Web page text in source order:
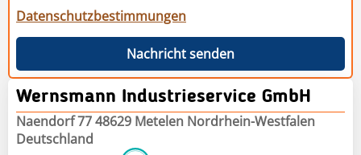
Datenschutzbestimmungen
Nachricht senden
Wernsmann Industrieservice GmbH
Naendorf 77 48629 Metelen Nordrhein-Westfalen
Deutschland